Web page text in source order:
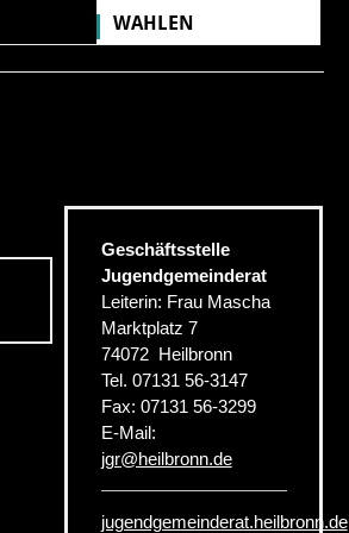
WAHLEN
Geschäftsstelle
Jugendgemeinderat
Leiterin: Frau Mascha
Marktplatz 7
74072 Heilbronn
Tel. 07131 56-3147
Fax: 07131 56-3299
E-Mail:
jgr@heilbronn.de
jugendgemeinderat.heilbronn.de